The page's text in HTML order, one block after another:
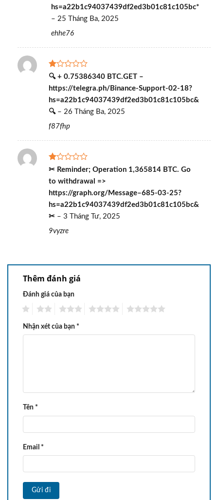
hạng
1
sao
hs=a22b1c94037439df2ed3b01c81c105bc*
– 25 Tháng Ba, 2025
ehhe76
Được
hạng
1
5
sao
🔍 + 0.75386340 BTC.GET –
https://telegra.ph/Binance-Support-02-18?
hs=a22b1c94037439df2ed3b01c81c105bc&
🔍 – 26 Tháng Ba, 2025
f87fhp
Được
hạng
1
sao
✂ Reminder; Operation 1,365814 BTC. Go
to withdrawal =>
https://graph.org/Message–685-03-25?
hs=a22b1c94037439df2ed3b01c81c105bc&
✂ – 3 Tháng Tư, 2025
9vyzre
Thêm đánh giá
Đánh giá của bạn
Nhận xét của bạn *
Tên *
Email *